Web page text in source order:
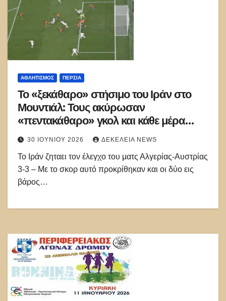
ΑΘΛΗΤΙΣΜΌΣ ΠΕΡΣΊΑ
Το «ξεκάθαρο» στήσιμο του Ιράν στο
Μουντιάλ: Τους ακύρωσαν
«πεντακάθαρο» γκολ και κάθε μέρα
τους άλλαζαν κράτος
30 ΙΟΥΝΊΟΥ 2026 ΔΕΚΈΛΕΙΑ NEWS
Το Ιράν ζηταει τον έλεγχο του ματς Αλγερίας-Αυστρίας
3-3 – Με το σκορ αυτό προκρίθηκαν και οι δύο εις
βάρος…